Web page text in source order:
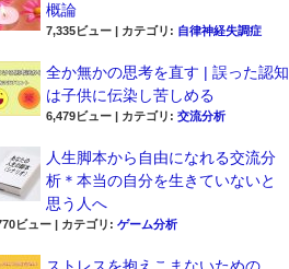
概論
7,335ビュー | カテゴリ: 自律神経失調症
全か無かの思考を直す | 誤った認知
は子供に伝染し苦しめる
6,479ビュー | カテゴリ: 交流分析
人生脚本から自由になれる交流分
析＊本当の自分を生きていないと
思う人へ
ビュー | カテゴリ: ゲーム分析